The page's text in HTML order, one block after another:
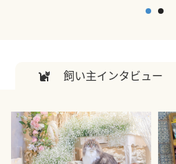
飼い主インタビュー